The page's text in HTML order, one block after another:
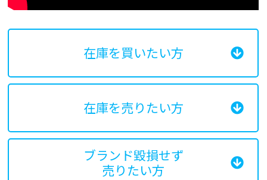
在庫を買いたい方
在庫を売りたい方
ブランド毀損せず
売りたい方